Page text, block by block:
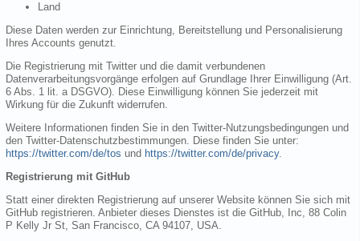
Land
Diese Daten werden zur Einrichtung, Bereitstellung und Personalisierung
Ihres Accounts genutzt.
Die Registrierung mit Twitter und die damit verbundenen
Datenverarbeitungsvorgänge erfolgen auf Grundlage Ihrer Einwilligung (Art.
6 Abs. 1 lit. a DSGVO). Diese Einwilligung können Sie jederzeit mit
Wirkung für die Zukunft widerrufen.
Weitere Informationen finden Sie in den Twitter-Nutzungsbedingungen und
den Twitter-Datenschutzbestimmungen. Diese finden Sie unter:
https://twitter.com/de/tos und https://twitter.com/de/privacy.
Registrierung mit GitHub
Statt einer direkten Registrierung auf unserer Website können Sie sich mit
GitHub registrieren. Anbieter dieses Dienstes ist die GitHub, Inc, 88 Colin
P Kelly Jr St, San Francisco, CA 94107, USA.